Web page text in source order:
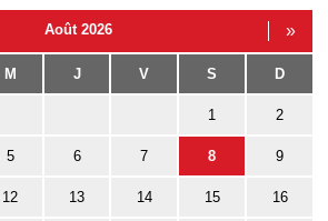
Août 2026 »
M J V S D
1 2
5 6 7 8 9
12 13 14 15 16